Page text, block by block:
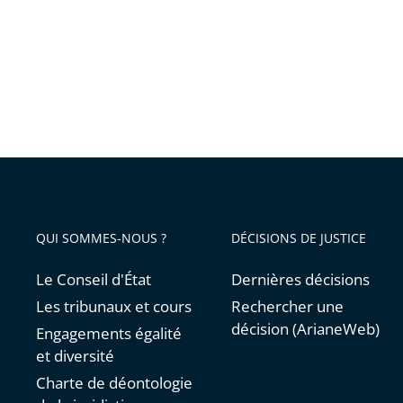
QUI SOMMES-NOUS ?
Le Conseil d'État
Les tribunaux et cours
Engagements égalité
et diversité
Charte de déontologie
DÉCISIONS DE JUSTICE
Dernières décisions
Rechercher une
décision (ArianeWeb)